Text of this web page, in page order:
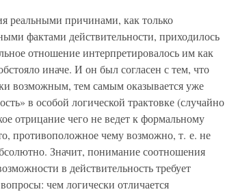
реальными причинами, как только
фактами действительности, приходилось
отношение интерпретировалось им как
иначе. И он был согласен с тем, что
возможным, тем самым оказывается уже
в особой логической трактовке (случайно
отрицание чего не ведет к формальному
противоположное чему возможно, т. е. не
Значит, понимание соотношения
в действительность требует
чем логически отличается